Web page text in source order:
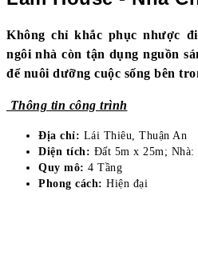
Không chỉ khắc phục nhược
ngôi nhà còn tận dụng nguồn
để nuôi dưỡng cuộc sống bên
Thông tin công trình
Địa chỉ: Lái Thiêu, Thuận An
Diện tích: Đất 5m x 25m; Nhà:
Quy mô: 4 Tầng
Phong cách: Hiện đại